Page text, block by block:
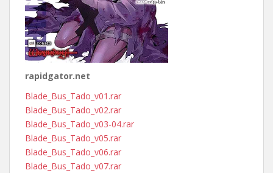
rapidgator.net
Blade_Bus_Tado_v01.rar
Blade_Bus_Tado_v02.rar
Blade_Bus_Tado_v03-04.rar
Blade_Bus_Tado_v05.rar
Blade_Bus_Tado_v06.rar
Blade_Bus_Tado_v07.rar